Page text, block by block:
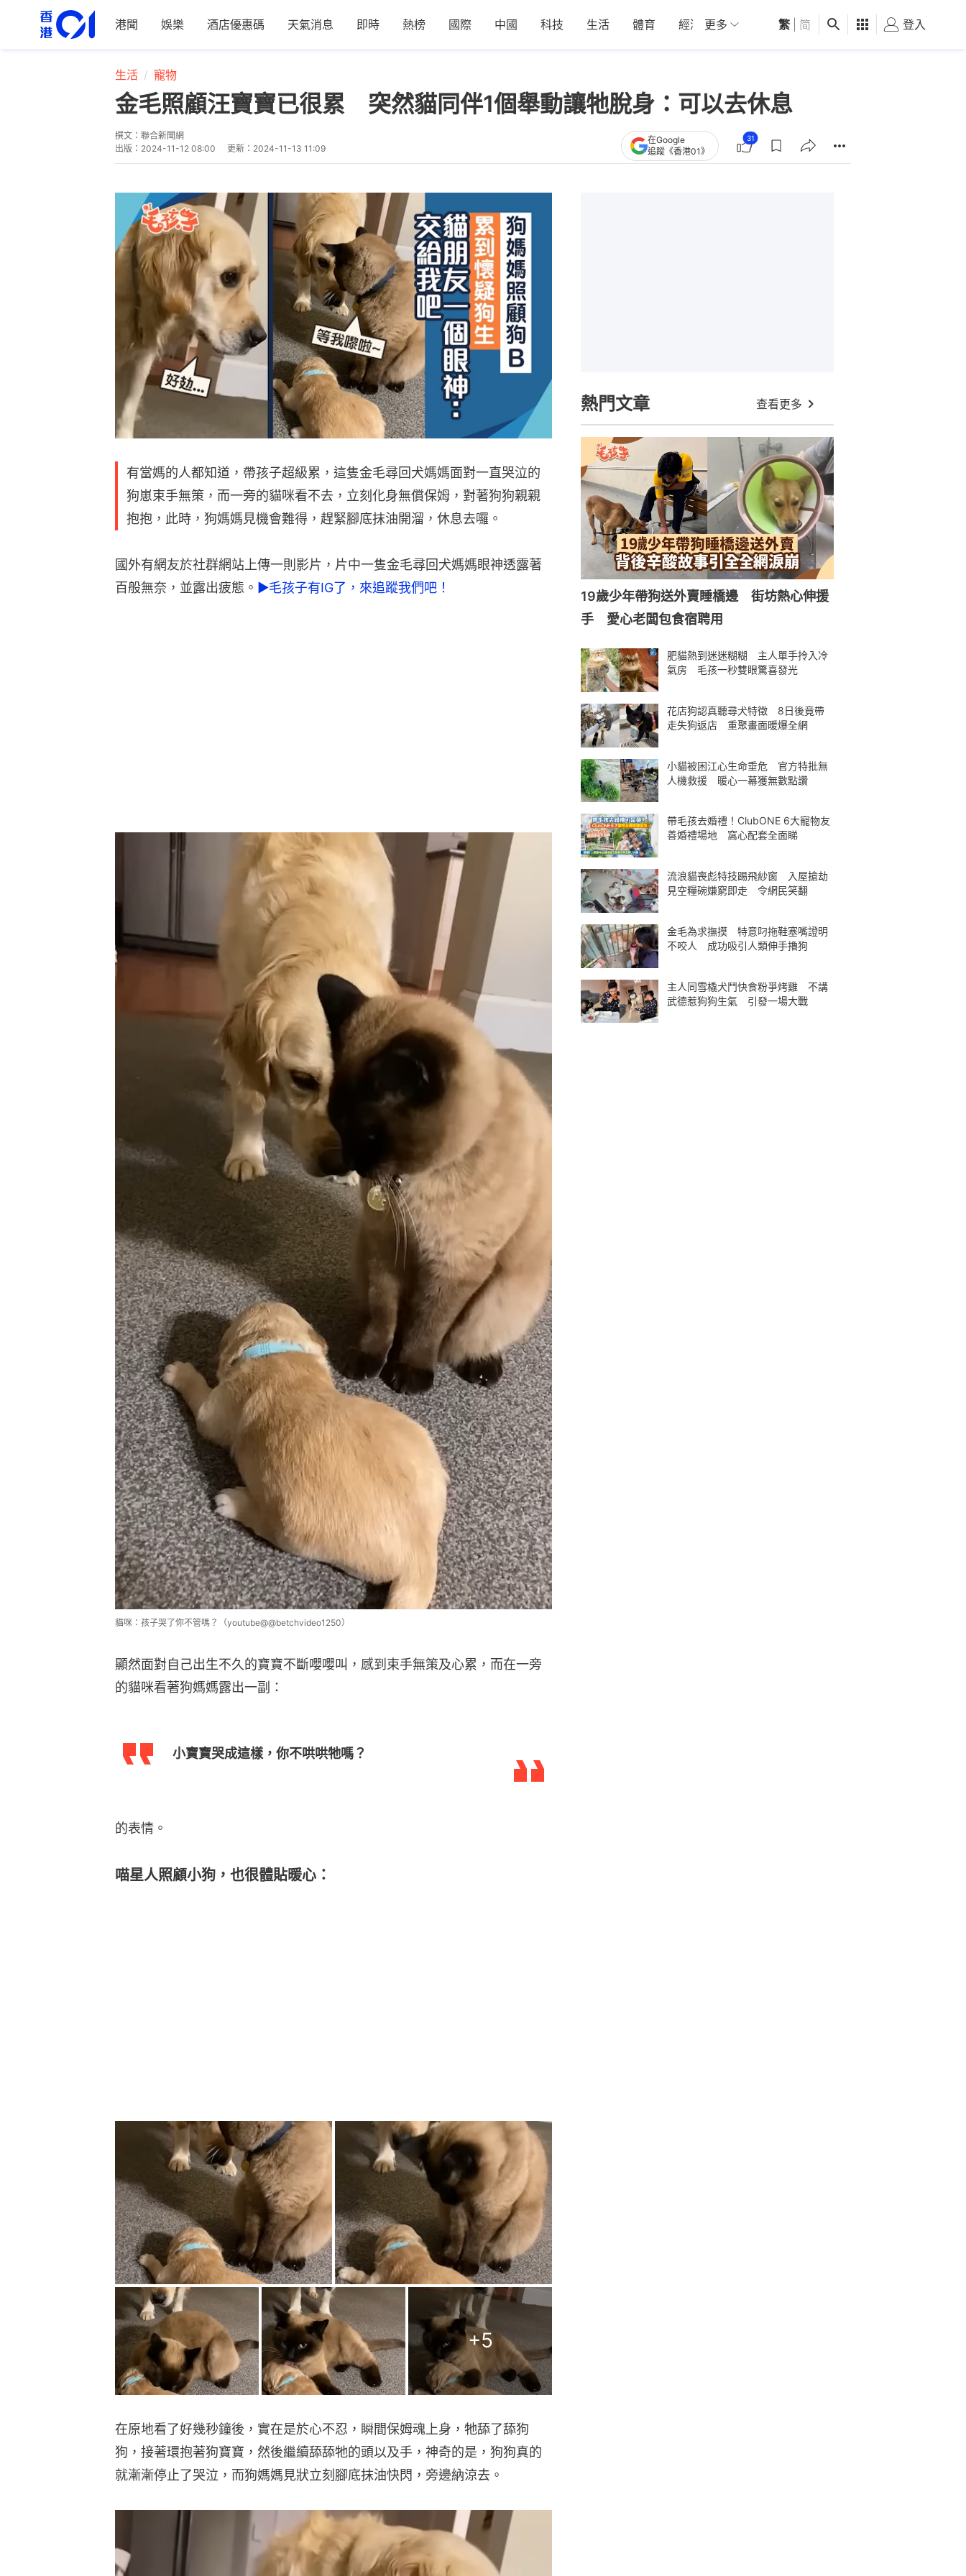
港聞 娛樂 酒店優惠碼 天氣消息 即時 熱榜 國際 中國 科技 生活 體育 經濟 01深圳 觀點 健康 好食玩飛
更多 繁 简 登入
生活 寵物
金毛照顧汪寶寶已很累 突然貓同伴1個舉動讓牠脫身：可以去休息
撰文： 聯合新聞網
出版： 2024-11-12 08:00 更新： 2024-11-13 11:09
在Google
追蹤《香港01》
31
有當媽的人都知道，帶孩子超級累，這隻金毛尋回犬媽媽面對一直哭泣的
狗崽束手無策，而一旁的貓咪看不去，立刻化身無償保姆，對著狗狗親親
抱抱，此時，狗媽媽見機會難得，趕緊腳底抹油開溜，休息去囉。
國外有網友於社群網站上傳一則影片，片中一隻金毛尋回犬媽媽眼神透露著
百般無奈，並露出疲態。 ►毛孩子有IG了，來追蹤我們吧！
貓咪：孩子哭了你不管嗎？（youtube@@betchvideo1250）
顯然面對自己出生不久的寶寶不斷嚶嚶叫，感到束手無策及心累，而在一旁
的貓咪看著狗媽媽露出一副：
小寶寶哭成這樣，你不哄哄牠嗎？
的表情。
喵星人照顧小狗，也很體貼暖心：
+5
在原地看了好幾秒鐘後，實在是於心不忍，瞬間保姆魂上身，牠舔了舔狗
狗，接著環抱著狗寶寶，然後繼續舔舔牠的頭以及手，神奇的是，狗狗真的
就漸漸停止了哭泣，而狗媽媽見狀立刻腳底抹油快閃，旁邊納涼去。
熱門文章 查看更多
19歲少年帶狗送外賣睡橋邊 街坊熱心伸援
手 愛心老闆包食宿聘用
肥貓熱到迷迷糊糊 主人單手拎入冷
氣房 毛孩一秒雙眼驚喜發光
花店狗認真聽尋犬特徵 8日後竟帶
走失狗返店 重聚畫面暖爆全網
小貓被困江心生命垂危 官方特批無
人機救援 暖心一幕獲無數點讚
帶毛孩去婚禮！ClubONE 6大寵物友
善婚禮場地 窩心配套全面睇
流浪貓喪彪特技踢飛紗窗 入屋搶劫
見空糧碗嫌窮即走 令網民笑翻
金毛為求撫摸 特意叼拖鞋塞嘴證明
不咬人 成功吸引人類伸手擼狗
主人同雪橇犬鬥快食粉爭烤雞 不講
武德惹狗狗生氣 引發一場大戰